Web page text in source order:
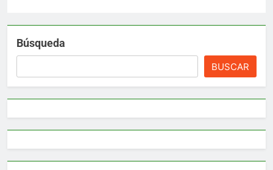
Búsqueda
BUSCAR